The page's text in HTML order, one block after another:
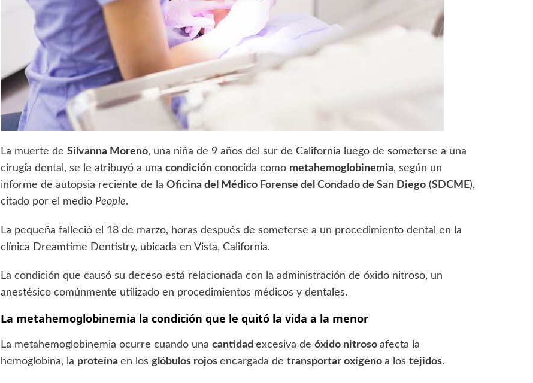
La muerte de Silvanna Moreno, una niña de 9 años del sur de California luego de someterse a una
cirugía dental, se le atribuyó a una condición conocida como metahemoglobinemia, según un
informe de autopsia reciente de la Oficina del Médico Forense del Condado de San Diego(SDCME),
citado por el medio People.
La pequeña falleció el 18 de marzo, horas después de someterse a un procedimiento dental en la
clínica Dreamtime Dentistry, ubicada en Vista, California.
La condición que causó su deceso está relacionada con la administración de óxido nitroso, un
anestésico comúnmente utilizado en procedimientos médicos y dentales.
La metahemoglobinemia la condición que le quitó la vida a la menor
La metahemoglobinemia ocurre cuando una cantidad excesiva de óxido nitroso afecta la
hemoglobina, la proteína en los glóbulos rojos encargada de transportar oxígeno a los tejidos.